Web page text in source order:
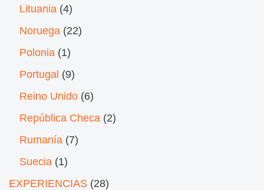
Lituania (4)
Noruega (22)
Polonia (1)
Portugal (9)
Reino Unido (6)
República Checa (2)
Rumanía (7)
Suecia (1)
EXPERIENCIAS (28)